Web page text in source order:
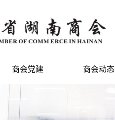
商会党建 商会动态